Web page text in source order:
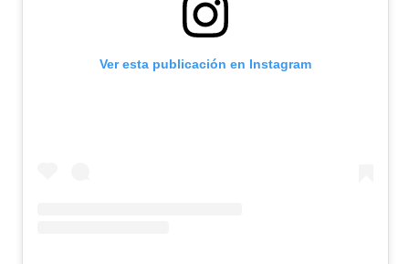
Ver esta publicación en Instagram